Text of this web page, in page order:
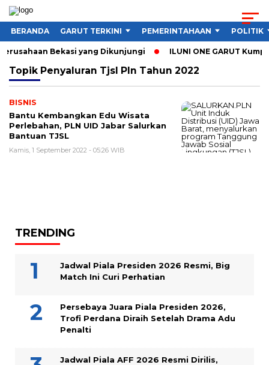
BERANDA GARUT TERKINI PEMERINTAHAAN POLITIK
Bekasi yang Dikunjungi ILUNI ONE GARUT
Topik Penyaluran Tjsl Pln Tahun 2022
BISNIS
Bantu Kembangkan Edu Wisata
Perlebahan, PLN UID Jabar Salurkan
Bantuan TJSL
Kamis, 1 September 2022 - 05:26 WIB
TRENDING
Jadwal Piala Presiden 2026 Resmi, Big
Match Ini Curi Perhatian
Persebaya Juara Piala Presiden 2026,
Trofi Perdana Diraih Setelah Drama Adu
Penalti
Jadwal Piala AFF 2026 Resmi Dirilis,